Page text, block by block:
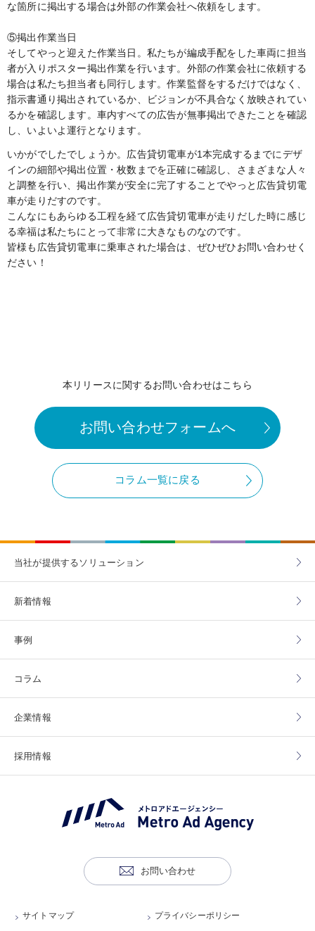
な箇所に掲出する場合は外部の作業会社へ依頼をします。
⑤掲出作業当日
そしてやっと迎えた作業当日。私たちが編成手配をした車両に担当
者が入りポスター掲出作業を行います。外部の作業会社に依頼する
場合は私たち担当者も同行します。作業監督をするだけではなく、
指示書通り掲出されているか、ビジョンが不具合なく放映されてい
るかを確認します。車内すべての広告が無事掲出できたことを確認
し、いよいよ運行となります。
いかがでしたでしょうか。広告貸切電車が1本完成するまでにデザ
インの細部や掲出位置・枚数までを正確に確認し、さまざまな人々
と調整を行い、掲出作業が安全に完了することでやっと広告貸切電
車が走りだすのです。
こんなにもあらゆる工程を経て広告貸切電車が走りだした時に感じ
る幸福は私たちにとって非常に大きなものなのです。
皆様も広告貸切電車に乗車された場合は、ぜひぜひお問い合わせく
ださい！
本リリースに関するお問い合わせはこちら
お問い合わせフォームへ
コラム一覧に戻る
当社が提供する ソリューション
新着情報
事例
コラム
企業情報
採用情報
お問い合わせ
サイトマップ プライバシーポリシー